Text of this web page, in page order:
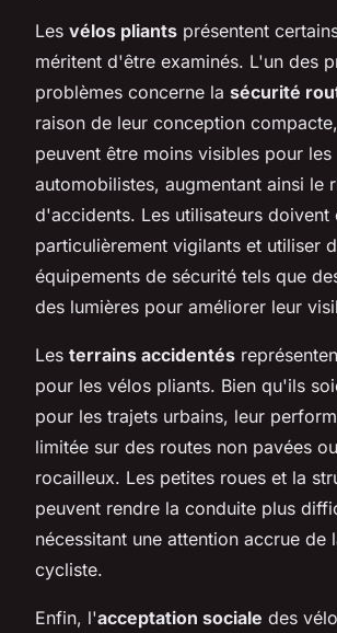
Les vélos pliants présentent
méritent d'être examinés. L'un des
problèmes concerne la sécurité
raison de leur conception
peuvent être moins visibles pour les
automobilistes, augmentant ainsi le
d'accidents. Les utilisateurs doivent
particulièrement vigilants et utiliser
équipements de sécurité tels que
des lumières pour améliorer leur
Les terrains accidentés
pour les vélos pliants. Bien qu'ils
pour les trajets urbains, leur
limitée sur des routes non pavées
rocailleux. Les petites roues et la
peuvent rendre la conduite plus
nécessitant une attention accrue de
cycliste.
Enfin, l'acceptation sociale des